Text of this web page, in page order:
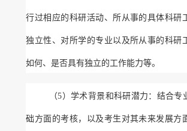
行过相应的科研活动、所从事的具体科研
独立性、对所学的专业以及所从事的科研
如何、是否具有独立的工作能力等。
（5）学术背景和科研潜力：结合专
础方面的考核，以及考生对其未来发展方